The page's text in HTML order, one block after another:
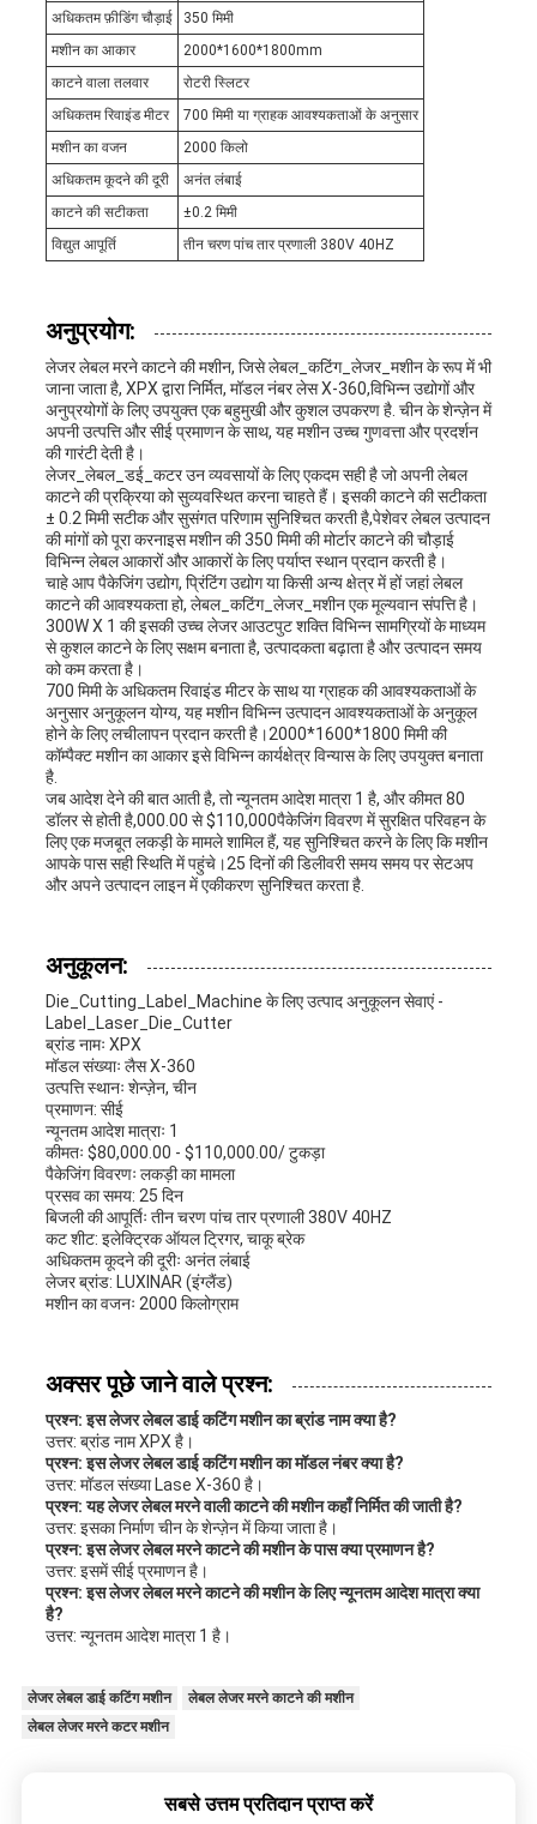
अधिकतम फ़ीडिंग चौड़ाई
350 मिमी
मशीन का आकार
2000*1600*1800mm
काटने वाला तलवार
रोटरी स्लिटर
अधिकतम रिवाइंड मीटर
700 मिमी या ग्राहक आवश्यकताओं के अनुसार
मशीन का वजन
2000 किलो
अधिकतम कूदने की दूरी
अनंत लंबाई
काटने की सटीकता
±0.2 मिमी
विद्युत आपूर्ति
तीन चरण पांच तार प्रणाली 380V 40HZ
अनुप्रयोग:
लेजर लेबल मरने काटने की मशीन, जिसे लेबल_कटिंग_लेजर_मशीन के रूप में भी
जाना जाता है, XPX द्वारा निर्मित, मॉडल नंबर लेस X-360,विभिन्न उद्योगों और
अनुप्रयोगों के लिए उपयुक्त एक बहुमुखी और कुशल उपकरण है. चीन के शेन्ज़ेन में
अपनी उत्पत्ति और सीई प्रमाणन के साथ, यह मशीन उच्च गुणवत्ता और प्रदर्शन
की गारंटी देती है।
लेजर_लेबल_डई_कटर उन व्यवसायों के लिए एकदम सही है जो अपनी लेबल
काटने की प्रक्रिया को सुव्यवस्थित करना चाहते हैं। इसकी काटने की सटीकता
± 0.2 मिमी सटीक और सुसंगत परिणाम सुनिश्चित करती है,पेशेवर लेबल उत्पादन
की मांगों को पूरा करनाइस मशीन की 350 मिमी की मोर्टार काटने की चौड़ाई
विभिन्न लेबल आकारों और आकारों के लिए पर्याप्त स्थान प्रदान करती है।
चाहे आप पैकेजिंग उद्योग, प्रिंटिंग उद्योग या किसी अन्य क्षेत्र में हों जहां लेबल
काटने की आवश्यकता हो, लेबल_कटिंग_लेजर_मशीन एक मूल्यवान संपत्ति है।
300W X 1 की इसकी उच्च लेजर आउटपुट शक्ति विभिन्न सामग्रियों के माध्यम
से कुशल काटने के लिए सक्षम बनाता है, उत्पादकता बढ़ाता है और उत्पादन समय
को कम करता है।
700 मिमी के अधिकतम रिवाइंड मीटर के साथ या ग्राहक की आवश्यकताओं के
अनुसार अनुकूलन योग्य, यह मशीन विभिन्न उत्पादन आवश्यकताओं के अनुकूल
होने के लिए लचीलापन प्रदान करती है।2000*1600*1800 मिमी की
कॉम्पैक्ट मशीन का आकार इसे विभिन्न कार्यक्षेत्र विन्यास के लिए उपयुक्त बनाता
है.
जब आदेश देने की बात आती है, तो न्यूनतम आदेश मात्रा 1 है, और कीमत 80
डॉलर से होती है,000.00 से $110,000पैकेजिंग विवरण में सुरक्षित परिवहन के
लिए एक मजबूत लकड़ी के मामले शामिल हैं, यह सुनिश्चित करने के लिए कि मशीन
आपके पास सही स्थिति में पहुंचे।25 दिनों की डिलीवरी समय समय पर सेटअप
और अपने उत्पादन लाइन में एकीकरण सुनिश्चित करता है.
अनुकूलन:
Die_Cutting_Label_Machine के लिए उत्पाद अनुकूलन सेवाएं -
Label_Laser_Die_Cutter
ब्रांड नामः XPX
मॉडल संख्याः लैस X-360
उत्पत्ति स्थानः शेन्ज़ेन, चीन
प्रमाणन: सीई
न्यूनतम आदेश मात्राः 1
कीमतः $80,000.00 - $110,000.00/ टुकड़ा
पैकेजिंग विवरणः लकड़ी का मामला
प्रसव का समय: 25 दिन
बिजली की आपूर्तिः तीन चरण पांच तार प्रणाली 380V 40HZ
कट शीट: इलेक्ट्रिक ऑयल ट्रिगर, चाकू ब्रेक
अधिकतम कूदने की दूरीः अनंत लंबाई
लेजर ब्रांड: LUXINAR (इंग्लैंड)
मशीन का वजनः 2000 किलोग्राम
अक्सर पूछे जाने वाले प्रश्न:
प्रश्न: इस लेजर लेबल डाई कटिंग मशीन का ब्रांड नाम क्या है?
उत्तर: ब्रांड नाम XPX है।
प्रश्न: इस लेजर लेबल डाई कटिंग मशीन का मॉडल नंबर क्या है?
उत्तर: मॉडल संख्या Lase X-360 है।
प्रश्न: यह लेजर लेबल मरने वाली काटने की मशीन कहाँ निर्मित की जाती है?
उत्तर: इसका निर्माण चीन के शेन्ज़ेन में किया जाता है।
प्रश्न: इस लेजर लेबल मरने काटने की मशीन के पास क्या प्रमाणन है?
उत्तर: इसमें सीई प्रमाणन है।
प्रश्न: इस लेजर लेबल मरने काटने की मशीन के लिए न्यूनतम आदेश मात्रा क्या
है?
उत्तर: न्यूनतम आदेश मात्रा 1 है।
लेजर लेबल डाई कटिंग मशीन
लेबल लेजर मरने काटने की मशीन
लेबल लेजर मरने कटर मशीन
सबसे उत्तम प्रतिदान प्राप्त करें